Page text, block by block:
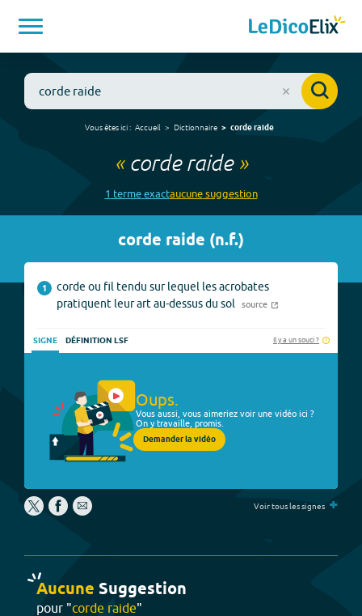
Vous êtes ici : Accueil Dictionnaire corde raide
« corde raide»
1 termeexactaucunesuggestion
corde raide (n.f.)
1
corde ou fil tendu sur lequel les acrobates
pratiquent leur art au-dessus du sol
source
SIGNE DÉFINITION LSF Il y a un souci ?
Oups.
Vous aussi, vous aimeriez voir une vidéo ici ?
On y travaille, promis.
Demander la vidéo
Voir tous les signes +
Aucune Suggestion
pour "corde raide"